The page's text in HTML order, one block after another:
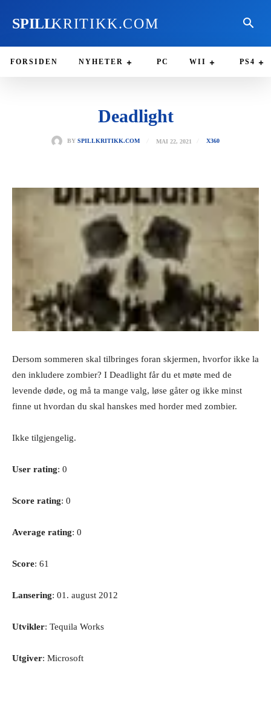
SPILLKRITIKK.COM
FORSIDEN NYHETER PC WII PS4
Deadlight
BY SPILLKRITIKK.COM MAI 22, 2021 X360
Dersom sommeren skal tilbringes foran skjermen, hvorfor ikke la
den inkludere zombier? I Deadlight får du et møte med de
levende døde, og må ta mange valg, løse gåter og ikke minst
finne ut hvordan du skal hanskes med horder med zombier.
Ikke tilgjengelig.
User rating: 0
Score rating: 0
Average rating: 0
Score: 61
Lansering: 01. august 2012
Utvikler: Tequila Works
Utgiver: Microsoft